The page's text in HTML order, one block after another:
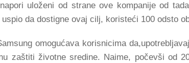
uloženi od strane ove kompanije od
uspio da dostigne ovaj cilj, koristeći 100 odsto
omogućava korisnicima
zaštiti životne sredine. Naime, počevši od